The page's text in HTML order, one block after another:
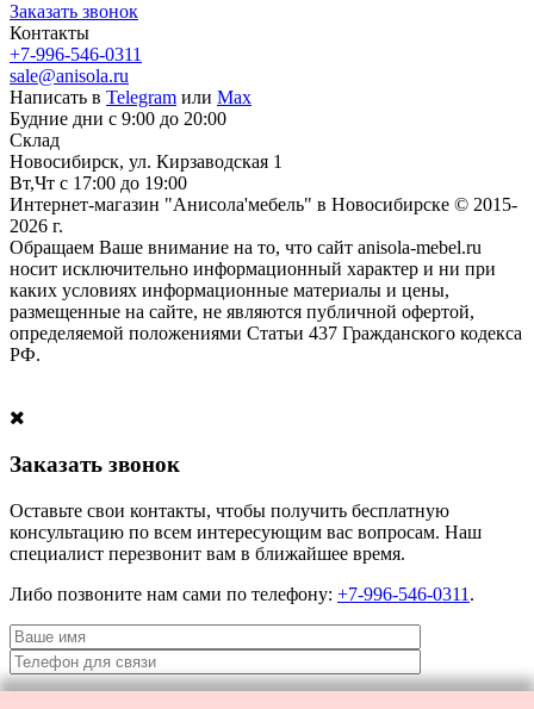
Заказать звонок
Контакты
+7-996-546-0311
sale@anisola.ru
Написать в Telegram или Max
Будние дни с 9:00 до 20:00
Склад
Новосибирск, ул. Кирзаводская 1
Вт,Чт с 17:00 до 19:00
Интернет-магазин "Анисола'мебель" в Новосибирске © 2015-
2026 г.
Обращаем Ваше внимание на то, что сайт anisola-mebel.ru
носит исключительно информационный характер и ни при
каких условиях информационные материалы и цены,
размещенные на сайте, не являются публичной офертой,
определяемой положениями Статьи 437 Гражданского кодекса
РФ.
Заказать звонок
Оставьте свои контакты, чтобы получить бесплатную
консультацию по всем интересующим вас вопросам. Наш
специалист перезвонит вам в ближайшее время.
Либо позвоните нам сами по телефону: +7-996-546-0311 .